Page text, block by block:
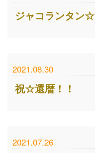
ジャコランタン☆
2021.08.30
祝☆還暦！！
2021.07.26